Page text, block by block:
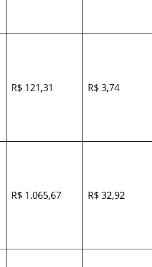
R$ 121,31 R$ 3,74
R$ 1.065,67 R$ 32,92